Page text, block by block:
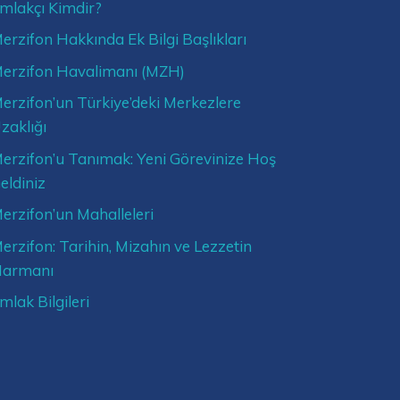
Kimdir?
Hakkında Ek Bilgi Başlıkları
Havalimanı (MZH)
Türkiye’deki Merkezlere
Tanımak: Yeni Görevinize Hoş
Mahalleleri
Tarihin, Mizahın ve Lezzetin
Bilgileri